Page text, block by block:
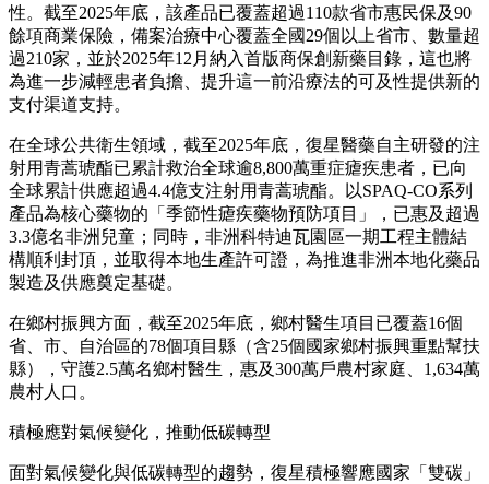
性。截至2025年底，該產品已覆蓋超過110款省市惠民保及90
餘項商業保險，備案治療中心覆蓋全國29個以上省市、數量超
過210家，並於2025年12月納入首版商保創新藥目錄，這也將
為進一步減輕患者負擔、提升這一前沿療法的可及性提供新的
支付渠道支持。
在全球公共衛生領域，截至2025年底，復星醫藥自主研發的注
射用青蒿琥酯已累計救治全球逾8,800萬重症瘧疾患者，已向
全球累計供應超過4.4億支注射用青蒿琥酯。以SPAQ-CO系列
產品為核心藥物的「季節性瘧疾藥物預防項目」，已惠及超過
3.3億名非洲兒童；同時，非洲科特迪瓦園區一期工程主體結
構順利封頂，並取得本地生產許可證，為推進非洲本地化藥品
製造及供應奠定基礎。
在鄉村振興方面，截至2025年底，鄉村醫生項目已覆蓋16個
省、市、自治區的78個項目縣（含25個國家鄉村振興重點幫扶
縣），守護2.5萬名鄉村醫生，惠及300萬戶農村家庭、1,634萬
農村人口。
積極應對氣候變化，推動低碳轉型
面對氣候變化與低碳轉型的趨勢，復星積極響應國家「雙碳」